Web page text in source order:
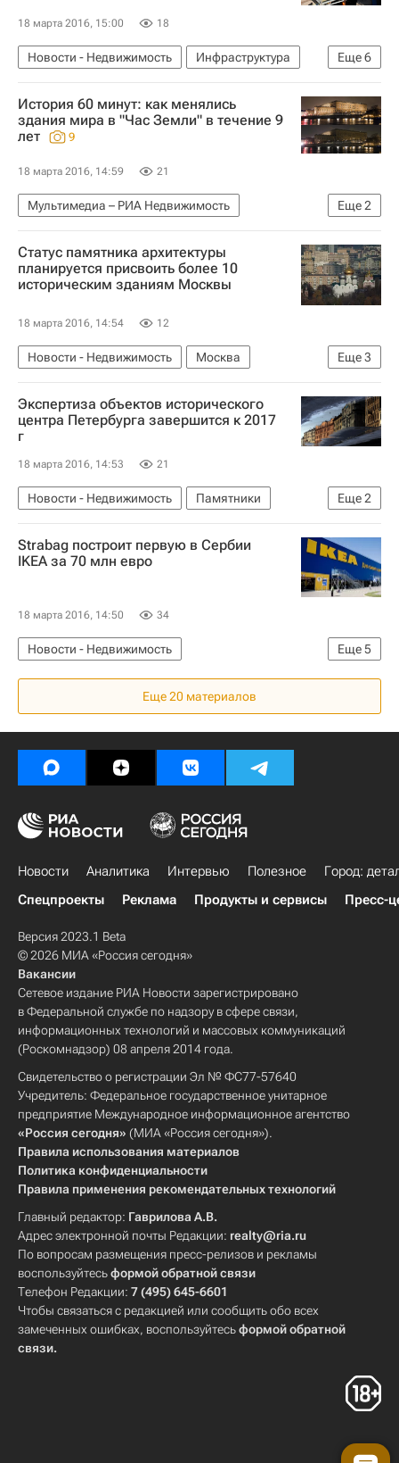
18 марта 2016, 15:00 18
Еще6
Новости - Недвижимость
Инфраструктура
Строительство
Мосты
Республика Крым
Мостотрест
Строительство моста через Керченский пролив
Россия
История 60 минут: как менялись
здания мира в "Час Земли" в течение 9
лет
9
18 марта 2016, 14:59 21
Еще2
Мультимедиа – РИА Недвижимость
Мультимедиа
Недвижимость
Статус памятника архитектуры
планируется присвоить более 10
историческим зданиям Москвы
18 марта 2016, 14:54 12
Еще3
Новости - Недвижимость
Москва
Памятники
Городская среда Россия
Экспертиза объектов исторического
центра Петербурга завершится к 2017
г
18 марта 2016, 14:53 21
Еще2
Новости - Недвижимость
Памятники
Санкт-Петербург
Россия
Strabag построит первую в Сербии
IKEA за 70 млн евро
18 марта 2016, 14:50 34
Еще5
Новости - Недвижимость
Коммерческая недвижимость
Strabag
Сербия IKEA
Еще 20 материалов
Новости Аналитика Интервью Полезное
Город:
Спецпроекты
Реклама Продукты и сервисы Пресс-
Версия 2023.1 Beta
© 2026 МИА «Россия сегодня»
Вакансии
Сетевое издание РИА Новости зарегистрировано
в Федеральной службе по надзору в сфере связи,
информационных технологий и массовых коммуникаций
(Роскомнадзор) 08 апреля 2014 года.
Свидетельство о регистрации Эл № ФС77-57640
Учредитель: Федеральное государственное унитарное
предприятие Международное информационное агентство
«Россия сегодня» (МИА «Россия сегодня»).
Правила использования материалов
Политика конфиденциальности
Правила применения рекомендательных технологий
Главный редактор: Гаврилова А.В.
Адрес электронной почты Редакции: realty@ria.ru
По вопросам размещения пресс-релизов и рекламы
воспользуйтесьформой обратной связи
Телефон Редакции: 7 (495) 645-6601
Чтобы связаться с редакцией или сообщить обо всех
замеченных ошибках, воспользуйтесьформой обратной
связи.